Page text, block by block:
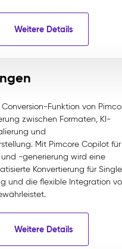
Weitere Details
Funktion von
zwischen Formaten, KI-
und
Mit Pimcore Copilot
-generierung wird eine
Konvertierung für
und die flexible Integration
Weitere Details